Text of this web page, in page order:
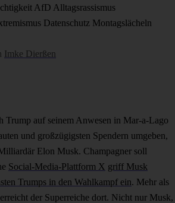
AfD Alltagsrassismus
Datenschutz Montagslächeln
Imke Dierßen
Trump auf seinem Anwesen in Mar-a-Lago
und großzügigsten Spendern umgeben,
Elon Musk. Champagner soll
Social-Media-Plattform X griff Musk
Trumps in den Wahlkampf ein. Mehr als
der Superreiche dort. Nicht nur Musk,